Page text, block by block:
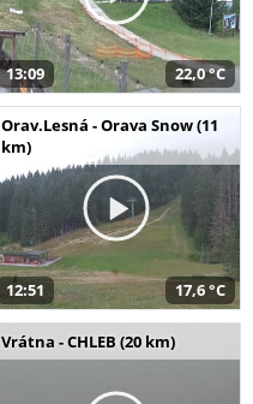
13:09 22,0 °C
Orav.Lesná - Orava Snow (11
km)
12:51 17,6 °C
Vrátna - CHLEB (20 km)